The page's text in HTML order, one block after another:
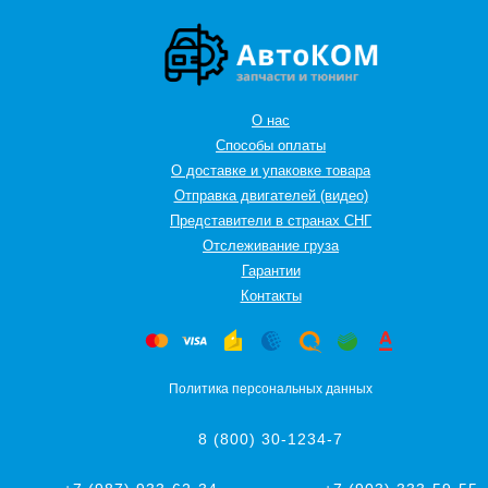
О нас
Способы оплаты
О доставке и упаковке товара
Отправка двигателей (видео)
Представители в странах СНГ
Oтслеживание груза
Гарантии
Контакты
Политика персональных данных
8 (800) 30-1234-7